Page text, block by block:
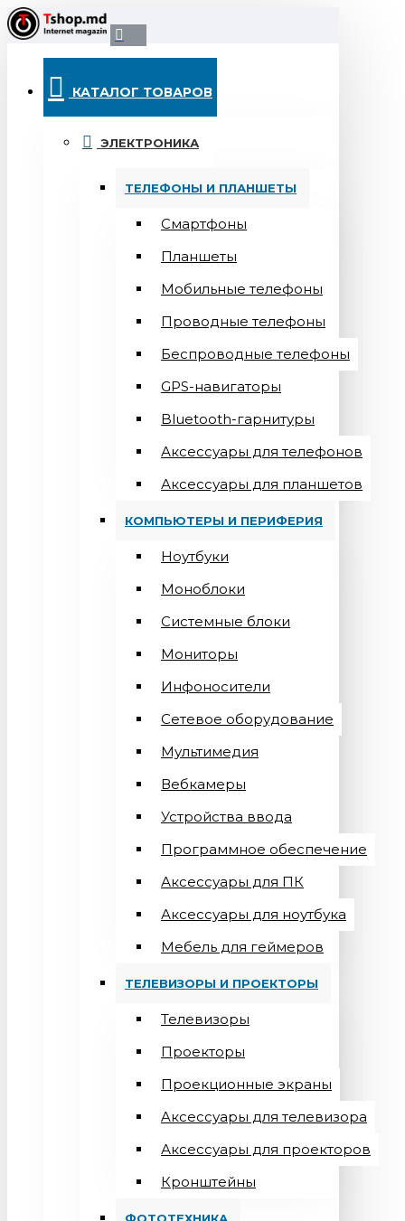
КАТАЛОГ ТОВАРОВ
ЭЛЕКТРОНИКА
ТЕЛЕФОНЫ И ПЛАНШЕТЫ
Смартфоны
Планшеты
Мобильные телефоны
Проводные телефоны
Беспроводные телефоны
GPS-навигаторы
Bluetooth-гарнитуры
Аксессуары для телефонов
Аксессуары для планшетов
КОМПЬЮТЕРЫ И ПЕРИФЕРИЯ
Ноутбуки
Моноблоки
Системные блоки
Мониторы
Инфоносители
Сетевое оборудование
Мультимедия
Вебкамеры
Устройства ввода
Программное обеспечение
Аксессуары для ПК
Аксессуары для ноутбука
Мебель для геймеров
ТЕЛЕВИЗОРЫ И ПРОЕКТОРЫ
Телевизоры
Проекторы
Проекционные экраны
Aксессуары для телевизора
Аксессуары для проекторов
Кронштейны